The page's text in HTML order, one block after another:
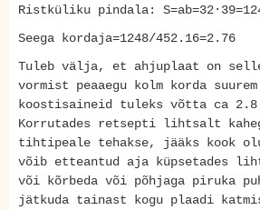
Ristküliku pindala:
Seega kordaja=1248/452.16=2.76
Tuleb välja, et ahjuplaat on
vormist peaaegu kolm korda
koostisaineid tuleks võtta ca 2.8
Korrutades retsepti lihtsalt
tihtipeale tehakse, jääks kook
võib etteantud aja küpsetades
või kõrbeda või põhjaga piruka
jätkuda tainast kogu plaadi